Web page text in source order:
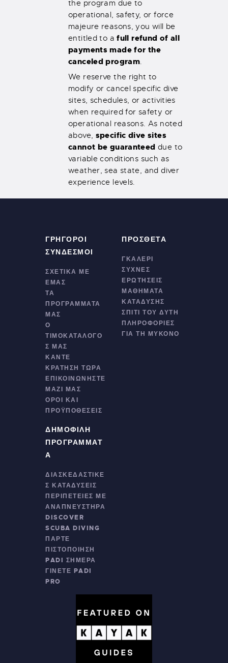
the program due to
operational, safety, or force
majeure reasons, you will be
entitled to afull refund of all
payments made for the
canceled program.
We reserve the right to
modify or cancel specific dive
sites, schedules, or activities
when required for safety or
operational reasons. As noted
above, specific dive sites
cannot be guaranteed due to
variable conditions such as
weather, sea state, and diver
experience levels.
ΓΡΉΓΟΡΟΙ
ΣΎΝΔΕΣΜΟΙ
ΣΧΕΤΙΚΆ ΜΕ
ΕΜΆΣ
ΤΑ
ΠΡΟΓΡΆΜΜΑΤΆ
ΜΑΣ
Ο
ΤΙΜΟΚΑΤΆΛΟΓΌ
Σ ΜΑΣ
ΚΆΝΤΕ
ΚΡΆΤΗΣΗ ΤΏΡΑ
ΕΠΙΚΟΙΝΩΝΉΣΤΕ
ΜΑΖΊ ΜΑΣ
ΌΡΟΙ ΚΑΙ
ΠΡΟΫΠΟΘΈΣΕΙΣ
ΠΡΌΣΘΕΤΑ
ΓΚΑΛΕΡΊ
ΣΥΧΝΈΣ
ΕΡΩΤΉΣΕΙΣ
ΜΑΘΉΜΑΤΑ
ΚΑΤΆΔΥΣΗΣ
ΣΠΊΤΙ ΤΟΥ ΔΎΤΗ
ΠΛΗΡΟΦΟΡΊΕΣ
ΓΙΑ ΤΗ ΜΎΚΟΝΟ
ΔΗΜΟΦΙΛΉ
ΠΡΟΓΡΆΜΜΑΤ
Α
ΔΙΑΣΚΕΔΑΣΤΙΚΈ
Σ ΚΑΤΑΔΎΣΕΙΣ
ΠΕΡΙΠΈΤΕΙΕΣ ΜΕ
ΑΝΑΠΝΕΥΣΤΉΡΑ
DISCOVER
SCUBA DIVING
ΠΆΡΤΕ
ΠΙΣΤΟΠΟΊΗΣΗ
PADI ΣΉΜΕΡΑ
ΓΊΝΕΤΕ PADI
PRO